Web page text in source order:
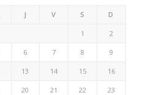
J V S D
1 2
6 7 8 9
13 14 15 16
20 21 22 23